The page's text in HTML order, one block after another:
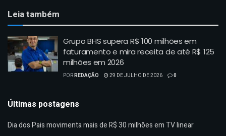
Leia também
Grupo BHS supera R$ 100 milhões em
faturamento e mira receita de até R$ 125
milhões em 2026
PORREDAÇÃO 29 DE JULHO DE 2026 0
Últimas postagens
Dia dos Pais movimenta mais de R$ 30 milhões em TV linear